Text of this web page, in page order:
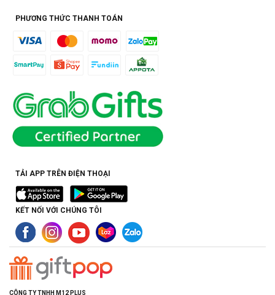
PHƯƠNG THỨC THANH TOÁN
TẢI APP TRÊN ĐIỆN THOẠI
KẾT NỐI VỚI CHÚNG TÔI
CÔNG TY TNHH M12 PLUS